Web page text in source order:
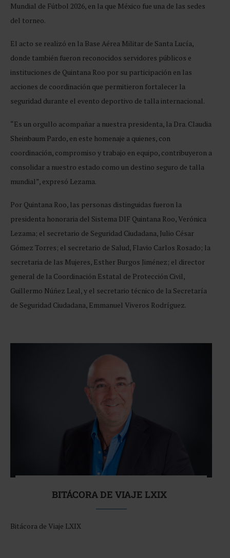
Mundial de Fútbol 2026, en la que México fue una de las sedes
del torneo.
El acto se realizó en la Base Aérea Militar de Santa Lucía,
donde también fueron reconocidos servidores públicos e
instituciones de Quintana Roo por su participación en las
acciones de coordinación que permitieron fortalecer la
seguridad durante el evento deportivo de talla internacional.
“Es un orgullo acompañar a nuestra presidenta, la Dra. Claudia
Sheinbaum Pardo, en este homenaje a quienes, con
coordinación, compromiso y trabajo en equipo, contribuyeron a
consolidar a nuestro estado como un destino seguro de talla
mundial”, expresó Lezama.
Por Quintana Roo, las personas distinguidas fueron la
presidenta honoraria del Sistema DIF Quintana Roo, Verónica
Lezama; el secretario de Seguridad Ciudadana, Julio César
Gómez Torres; el secretario de Salud, Flavio Carlos Rosado; la
secretaria de las Mujeres, Esther Burgos Jiménez; el director
general de la Coordinación Estatal de Protección Civil,
Guillermo Núñez Leal, y el secretario técnico de la Secretaría
de Seguridad Ciudadana, Emmanuel Viveros Rodríguez.
BITÁCORA DE VIAJE LXIX
Bitácora de Viaje LXIX